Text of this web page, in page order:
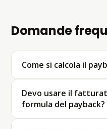
Domande
Come si calcola il
Devo usare il
formula del payback?